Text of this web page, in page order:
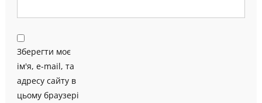
Зберегти моє
ім'я, e-mail, та
адресу сайту в
цьому браузері